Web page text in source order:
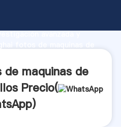
avanzada y
maquinas de
Precio(
)